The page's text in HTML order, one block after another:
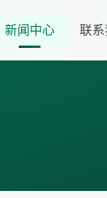
新闻中心 联系